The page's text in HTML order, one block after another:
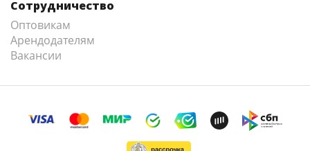
Сотрудничество
Оптовикам
Арендодателям
Вакансии